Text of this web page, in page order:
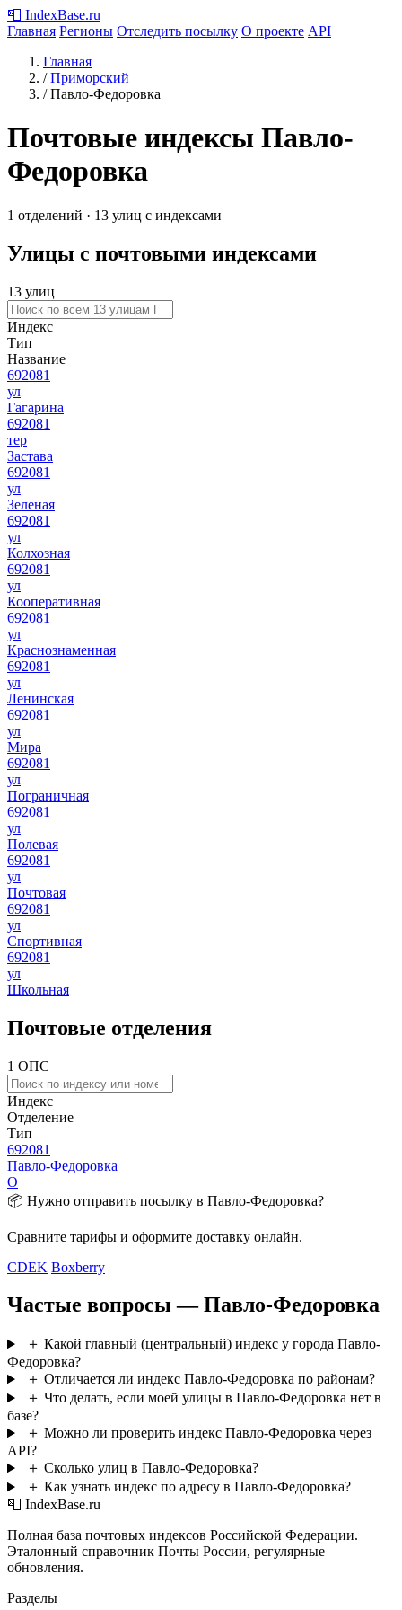
📮 IndexBase.ru
Главная Регионы Отследить посылку О проекте API
Главная
/ Приморский
/ Павло-Федоровка
Почтовые индексы Павло-
Федоровка
1 отделений · 13 улиц с индексами
Улицы с почтовыми индексами
13 улиц
Индекс
Тип
Название
692081
ул
Гагарина
692081
тер
Застава
692081
ул
Зеленая
692081
ул
Колхозная
692081
ул
Кооперативная
692081
ул
Краснознаменная
692081
ул
Ленинская
692081
ул
Мира
692081
ул
Пограничная
692081
ул
Полевая
692081
ул
Почтовая
692081
ул
Спортивная
692081
ул
Школьная
Почтовые отделения
1 ОПС
Индекс
Отделение
Тип
692081
Павло-Федоровка
О
📦 Нужно отправить посылку в Павло-Федоровка?
Сравните тарифы и оформите доставку онлайн.
CDEK Boxberry
Частые вопросы — Павло-Федоровка
＋ Какой главный (центральный) индекс у города Павло-
Федоровка?
＋ Отличается ли индекс Павло-Федоровка по районам?
＋ Что делать, если моей улицы в Павло-Федоровка нет в
базе?
＋ Можно ли проверить индекс Павло-Федоровка через
API?
＋ Сколько улиц в Павло-Федоровка?
＋ Как узнать индекс по адресу в Павло-Федоровка?
📮 IndexBase.ru
Полная база почтовых индексов Российской Федерации.
Эталонный справочник Почты России, регулярные
обновления.
Разделы